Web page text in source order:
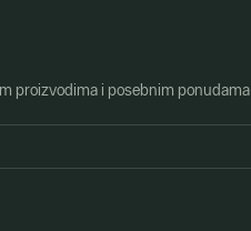
proizvodima i posebnim ponudama